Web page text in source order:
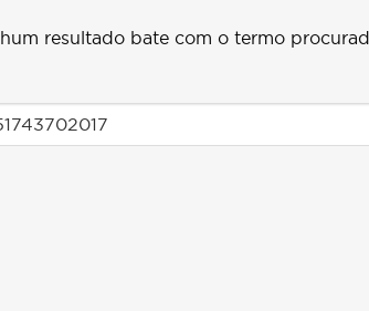
resultado bate com o termo